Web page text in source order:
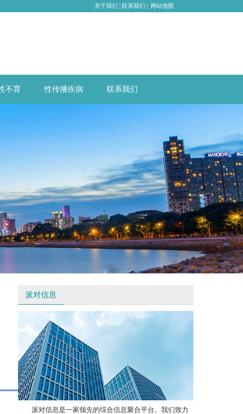
关于我们 联系我们 网站地图
不育 性传播疾病 联系我们
派对信息
派对信息是一家领先的综合信息聚合平台。我们致力